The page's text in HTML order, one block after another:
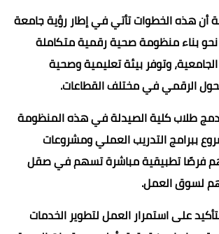
أن هذه الخطوات تأتي في إطار رؤية جامعة
نحو بناء منظومة صحية رقمية متكاملة
وتوفر بيئة تعليمية وصحية
الرقمي في مختلف القطاعات.
طلاب كلية الصيدلة في هذه المنظومة
ببرامج التدريب العملي ومشروعات
لهم فرصًا تطبيقية مباشرة تسهم في صقل
لسوق العمل.
على استمرار العمل لتطوير الخدمات